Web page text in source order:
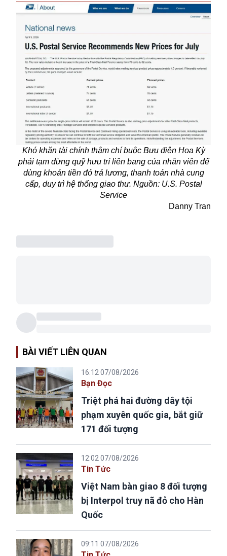
Khó khăn tài chính thậm chí buộc Bưu điện Hoa Kỳ
phải tạm dừng quỹ hưu trí liên bang của nhân viên để
dùng khoản tiền đó trả lương, thanh toán nhà cung
cấp, duy trì hệ thống giao thư. Nguồn: U.S. Postal
Service
Danny Tran
BÀI VIẾT LIÊN QUAN
16:12 07/08/2026
Bạn Đọc
Triệt phá hai đường dây tội
phạm xuyên quốc gia, bắt giữ
171 đối tượng
12:02 07/08/2026
Tin Tức
Việt Nam bàn giao 8 đối tượng
bị Interpol truy nã đỏ cho Hàn
Quốc
09:11 07/08/2026